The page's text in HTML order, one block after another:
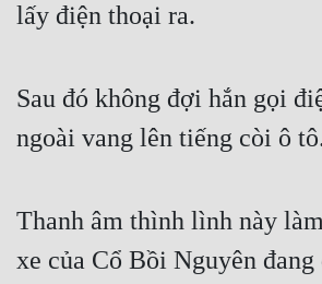
lấy điện thoại ra.
Sau đó không đợi hắn gọi
ngoài vang lên tiếng còi ô
Thanh âm thình lình này
xe của Cổ Bồi Nguyên